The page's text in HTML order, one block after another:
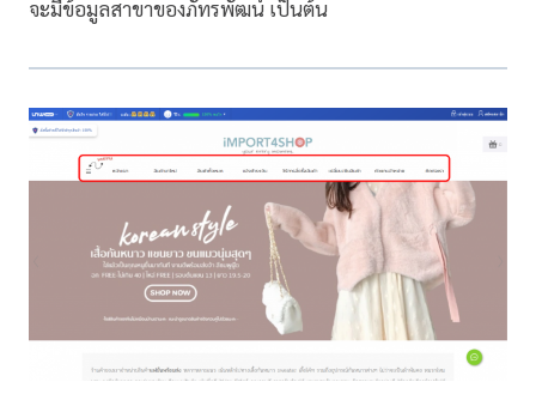
จะมีข้อมูลสาขาของภัทรพัฒน์ เป็นต้น